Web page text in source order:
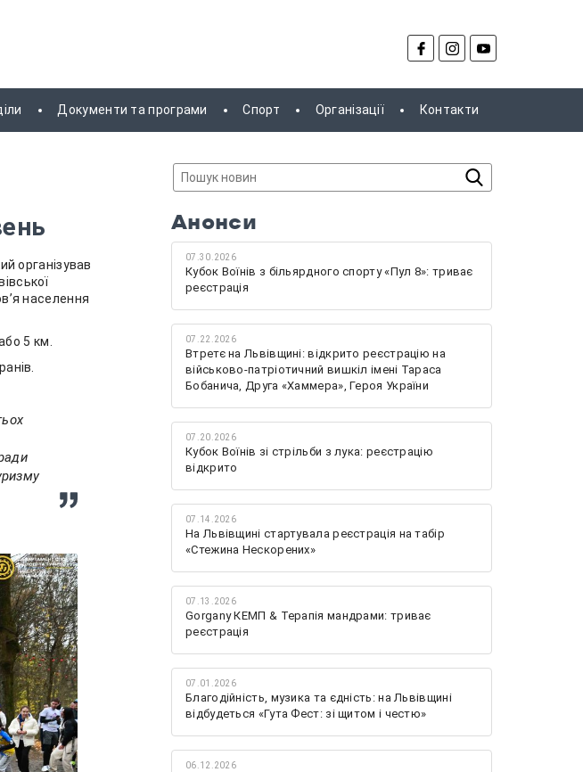
Документи та програми Спорт Організації Контакти
організував
населення
5 км.
Анонси
07.30.2026
Кубок Воїнів з більярдного спорту «Пул 8»: триває
реєстрація
07.22.2026
Втретє на Львівщині: відкрито реєстрацію на
військово-патріотичний вишкіл імені Тараса
Бобанича, Друга «Хаммера», Героя України
07.20.2026
Кубок Воїнів зі стрільби з лука: реєстрацію
відкрито
07.14.2026
На Львівщині стартувала реєстрація на табір
«Стежина Нескорених»
07.13.2026
Gorgany КЕМП & Терапія мандрами: триває
реєстрація
07.01.2026
Благодійність, музика та єдність: на Львівщині
відбудеться «Гута Фест: зі щитом і честю»
06.12.2026